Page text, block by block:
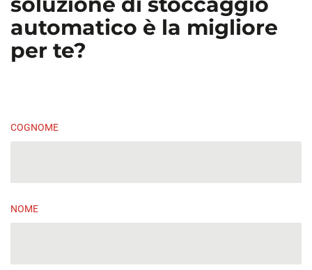
automatico è la migliore
per te?
COGNOME
NOME